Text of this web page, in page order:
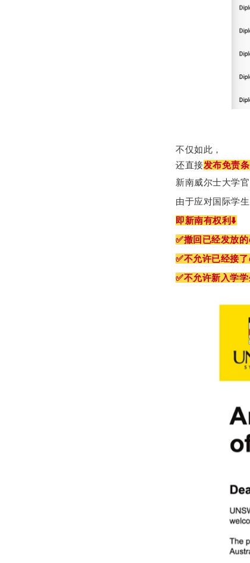
不仅如此，
还直接发布免责
新南威尔士大学
由于应对国际学
即新南有权利⬇️
✅撤回已经发放
✅不允许已经接
✅不允许新入学